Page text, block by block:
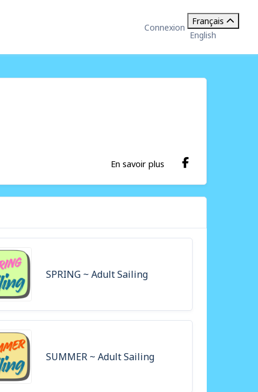
Connexion
Français
English
En savoir plus
SPRING ~ Adult Sailing
SUMMER ~ Adult Sailing